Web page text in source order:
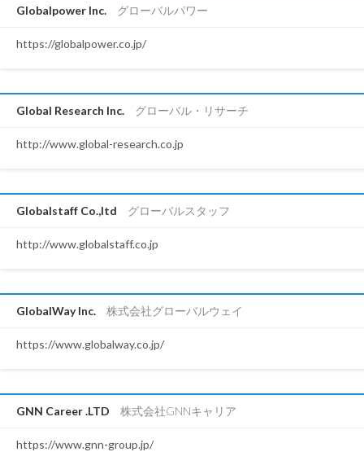
Globalpower Inc. グローバルパワー
https://globalpower.co.jp/
Global Research Inc. グローバル・リサーチ
http://www.global-research.co.jp
Globalstaff Co.,ltd グローバルスタッフ
http://www.globalstaff.co.jp
GlobalWay Inc. 株式会社グローバルウェイ
https://www.globalway.co.jp/
GNN Career .LTD 株式会社GNNキャリア
https://www.gnn-group.jp/